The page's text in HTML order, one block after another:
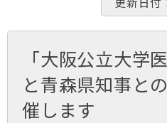
「大阪公立大学
と青森県知事と
催します